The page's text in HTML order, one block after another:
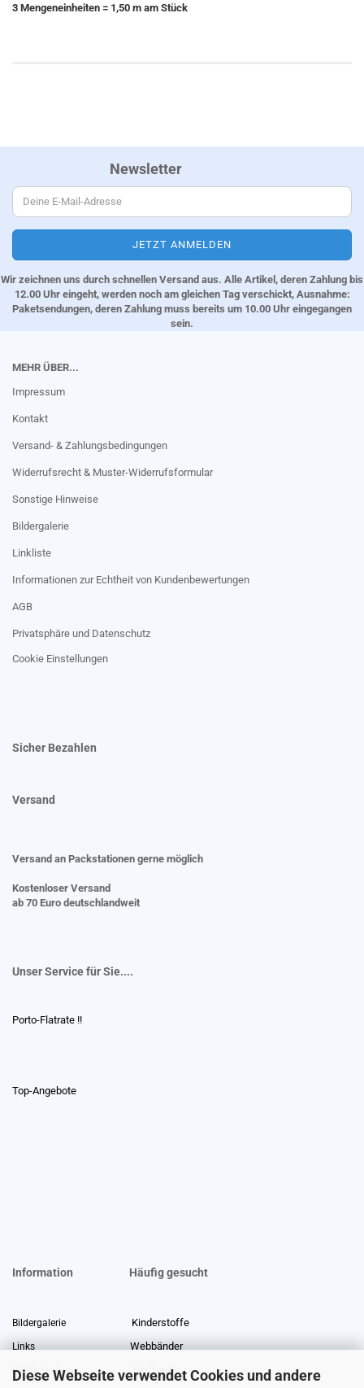
Diese Webseite verwendet Cookies und andere
3 Mengeneinheiten = 1,50 m am Stück
Newsletter
Wir zeichnen uns durch schnellen Versand aus. Alle Artikel, deren Zahlung bis
12.00 Uhr eingeht, werden noch am gleichen Tag verschickt, Ausnahme:
Paketsendungen, deren Zahlung muss bereits um 10.00 Uhr eingegangen
sein.
MEHR ÜBER...
Impressum
Kontakt
Versand- & Zahlungsbedingungen
Widerrufsrecht & Muster-Widerrufsformular
Sonstige Hinweise
Bildergalerie
Linkliste
Informationen zur Echtheit von Kundenbewertungen
AGB
Privatsphäre und Datenschutz
Cookie Einstellungen
Sicher Bezahlen
Versand
Versand an Packstationen gerne möglich
Kostenloser Versand
ab 70 Euro deutschlandweit
Unser Service für Sie....
Porto-Flatrate !!
Top-Angebote
Information Häufig gesucht
Bildergalerie Kinderstoffe
Links Webbänder
Stoffe Lexikon Stoffreste